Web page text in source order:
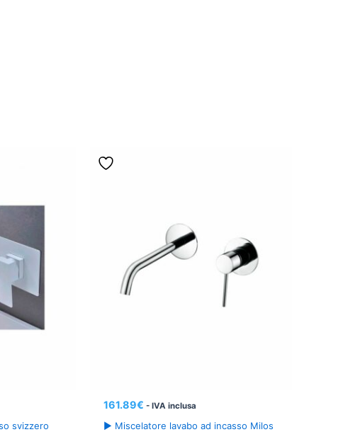
svizzero
161.89€ - IVA inclusa
► Miscelatore lavabo ad incasso Milos